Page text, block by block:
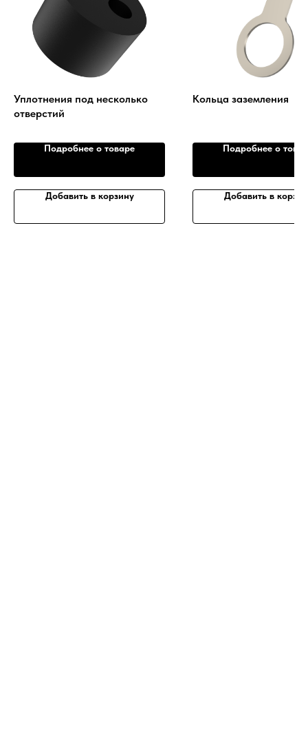
Уплотнения под несколько
отверстий
Подробнее о товаре
Добавить в корзину
Кольца заземления
Подробнее о
Добавить в